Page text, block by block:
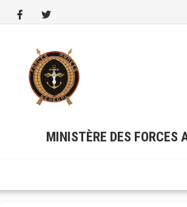
MINISTÈRE DES FORCES